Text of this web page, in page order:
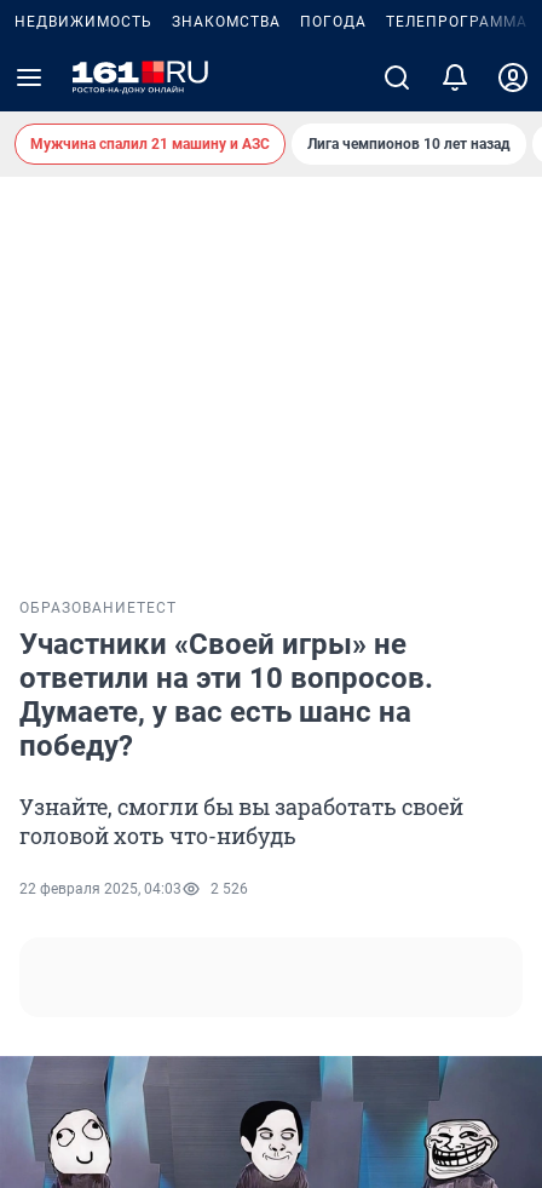
НЕДВИЖИМОСТЬ ЗНАКОМСТВА ПОГОДА ТЕЛЕПРОГРАММА
Мужчина спалил 21 машину и АЗС Лига чемпионов 10 лет назад
ОБРАЗОВАНИЕТЕСТ
Участники «Своей игры» не
ответили на эти 10 вопросов.
Думаете, у вас есть шанс на
победу?
Узнайте, смогли бы вы заработать своей
головой хоть что-нибудь
22 февраля 2025, 04:03 2 526